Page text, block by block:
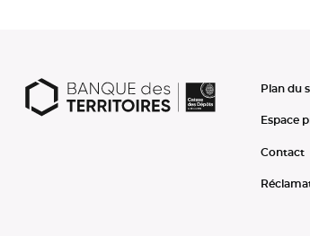
Plan du
Espace
Contact